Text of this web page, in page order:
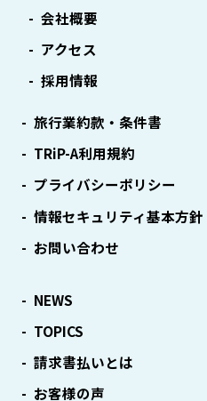
会社概要
アクセス
採用情報
旅行業約款・条件書
TRiP-A利用規約
プライバシーポリシー
情報セキュリティ基本方針
お問い合わせ
NEWS
TOPICS
請求書払いとは
お客様の声